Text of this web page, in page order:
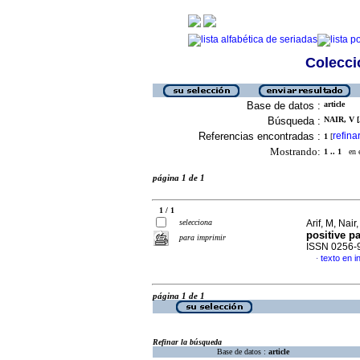
Base de datos : article
Búsqueda : NAIR, V
Referencias encontradas : 1 [refinar
Mostrando: 1 .. 1 en
página 1 de 1
1 / 1
selecciona
para imprimir
Arif, M,
positive
ISSN 0256-
· texto en
página 1 de 1
Refinar la búsqueda
Base de datos : article